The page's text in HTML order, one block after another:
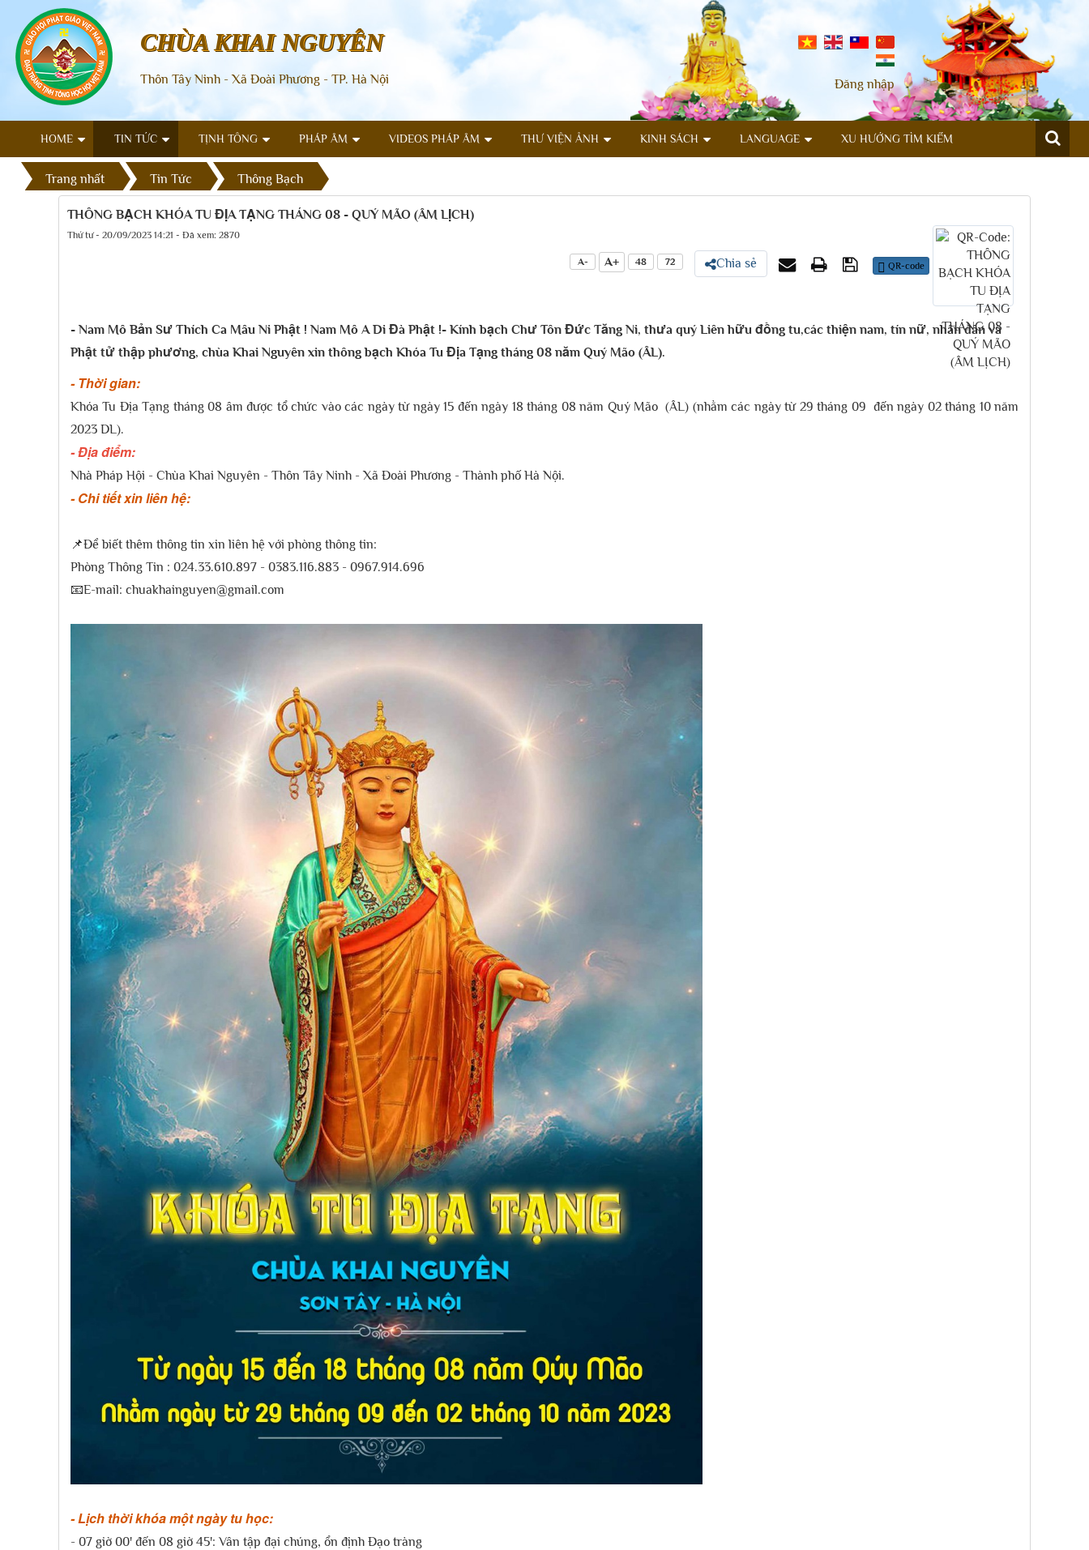
Đăng nhập
CHÙA KHAI NGUYÊN
Thôn Tây Ninh - Xã Đoài Phương - TP. Hà Nội
HOME TIN TỨC TỊNH TÔNG PHÁP ÂM VIDEOS PHÁP ÂM THƯ VIỆN ẢNH KINH SÁCH LANGUAGE XU HƯỚNG TÌM KIẾM
Trang nhất Tin Tức Thông Bạch
THÔNG BẠCH KHÓA TU ĐỊA TẠNG THÁNG 08 - QUÝ MÃO (ÂM LỊCH)
Thứ tư - 20/09/2023 14:21 - Đã xem: 2870
A- A+ 48 72 Chia sẻ QR-code
- Nam Mô Bản Sư Thích Ca Mâu Ni Phật ! Nam Mô A Di Đà Phật !- Kính bạch Chư Tôn Đức Tăng Ni, thưa quý Liên hữu đồng tu,các thiện nam, tín nữ, nhân dân và
Phật tử thập phương, chùa Khai Nguyên xin thông bạch Khóa Tu Địa Tạng tháng 08 năm Quý Mão (ÂL).
- Thời gian:
Khóa Tu Địa Tạng tháng 08 âm được tổ chức vào các ngày từ ngày 15 đến ngày 18 tháng 08 năm Quý Mão (ÂL) (nhằm các ngày từ 29 tháng 09 đến ngày 02 tháng 10 năm
2023 DL).
- Địa điểm:
Nhà Pháp Hội - Chùa Khai Nguyên - Thôn Tây Ninh - Xã Đoài Phương - Thành phố Hà Nội.
- Chi tiết xin liên hệ:
📌Để biết thêm thông tin xin liên hệ với phòng thông tin:
Phòng Thông Tin : 024.33.610.897 - 0383.116.883 - 0967.914.696
📧E-mail: chuakhainguyen@gmail.com
- Lịch thời khóa một ngày tu học:
- 07 giờ 00' đến 08 giờ 45': Vân tập đại chúng, ổn định Đạo tràng